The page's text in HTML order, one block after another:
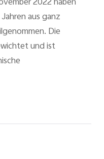
aus ganz
Die
und ist